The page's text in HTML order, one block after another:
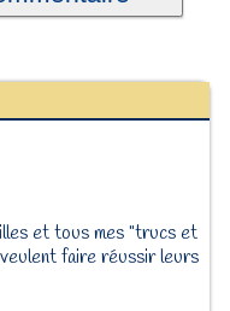
et tous mes "trucs et
faire réussir leurs